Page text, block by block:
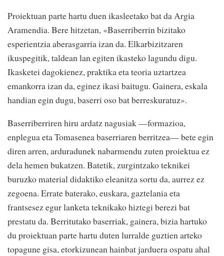
Proiektuan parte hartu duen ikasleetako bat da Argia
Aramendia. Bere hitzetan, «Baserriberrin bizitako
esperientzia aberasgarria izan da. Elkarbizitzaren
ikuspegitik, taldean lan egiten ikasteko lagundu digu.
Ikasketei dagokienez, praktika eta teoria uztartzea
emankorra izan da, eginez ikasi baitugu. Gainera, eskala
handian egin dugu, baserri oso bat berreskuratuz».
Baserriberriren hiru ardatz nagusiak —formazioa,
enplegua eta Tomasenea baserriaren berritzea— bete egin
diren arren, arduradunek nabarmendu zuten proiektua ez
dela hemen bukatzen. Batetik, zurgintzako teknikei
buruzko material didaktiko eleanitza sortu da, aurrez ez
zegoena. Errate baterako, euskara, gaztelania eta
frantsesez egur lanketa teknikako hiztegi berezi bat
prestatu da. Berritutako baserriak, gainera, bizia hartuko
du proiektuan parte hartu duten lurralde guztien arteko
topagune gisa, etorkizunean hainbat jarduera ospatu ahal